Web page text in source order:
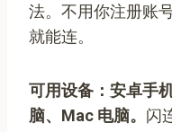
法。不用你注册账
就能连。
可用设备：安卓手
脑、Mac 电脑。 闪